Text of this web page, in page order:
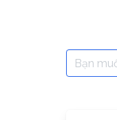
Search
for: